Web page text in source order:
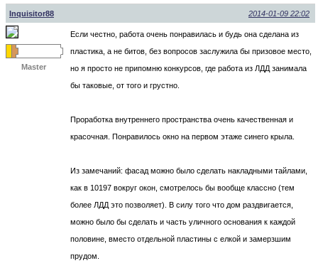
Inquisitor88 2014-01-09 22:02
Master
Если честно, работа очень понравилась и будь она сделана из
пластика, а не битов, без вопросов заслужила бы призовое место,
но я просто не припомню конкурсов, где работа из ЛДД занимала
бы таковые, от того и грустно.
Проработка внутреннего пространства очень качественная и
красочная. Понравилось окно на первом этаже синего крыла.
Из замечаний: фасад можно было сделать накладными тайлами,
как в 10197 вокруг окон, смотрелось бы вообще классно (тем
более ЛДД это позволяет). В силу того что дом раздвигается,
можно было бы сделать и часть уличного основания к каждой
половине, вместо отдельной пластины с елкой и замерзшим
прудом.